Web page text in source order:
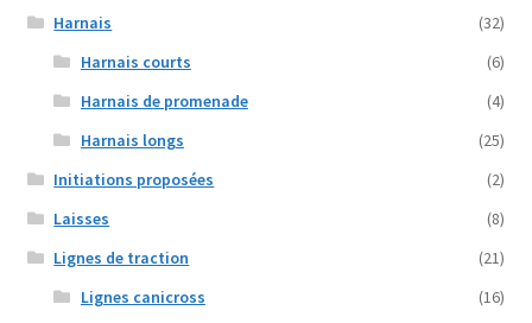
Harnais
(32)
Harnais courts
(6)
Harnais de promenade
(4)
Harnais longs
(25)
Initiations proposées
(2)
Laisses
(8)
Lignes de traction
(21)
Lignes canicross
(16)